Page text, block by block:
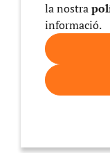
la nostra
informació.